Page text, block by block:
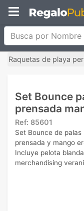
Busca por Nombre
Raquetas de playa
Set Bounce
prensada
Ref: 85601
Set Bounce de
prensada y mango
Incluye pelota
merchandising